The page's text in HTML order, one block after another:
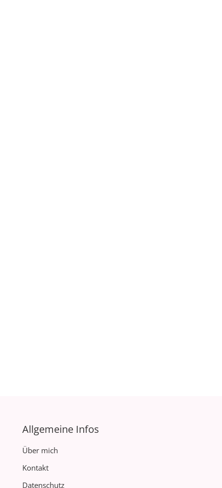
Allgemeine Infos
Über mich
Kontakt
Datenschutz